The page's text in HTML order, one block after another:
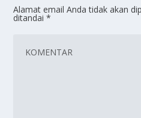
Alamat email Anda tidak akan
ditandai*